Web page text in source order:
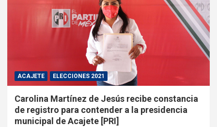
ACAJETE ELECCIONES 2021
Carolina Martínez de Jesús recibe constancia
de registro para contender a la presidencia
municipal de Acajete [PRI]